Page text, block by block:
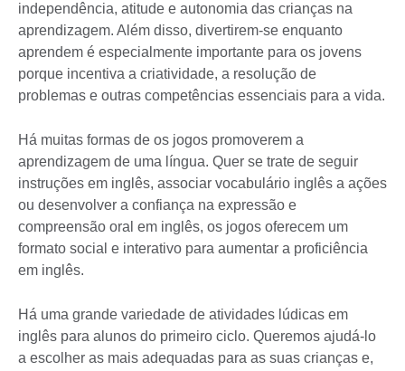
independência, atitude e autonomia das crianças na
aprendizagem. Além disso, divertirem-se enquanto
aprendem é especialmente importante para os jovens
porque incentiva a criatividade, a resolução de
problemas e outras competências essenciais para a vida.
Há muitas formas de os jogos promoverem a
aprendizagem de uma língua. Quer se trate de seguir
instruções em inglês, associar vocabulário inglês a ações
ou desenvolver a confiança na expressão e
compreensão oral em inglês, os jogos oferecem um
formato social e interativo para aumentar a proficiência
em inglês.
Há uma grande variedade de atividades lúdicas em
inglês para alunos do primeiro ciclo. Queremos ajudá-lo
a escolher as mais adequadas para as suas crianças e,